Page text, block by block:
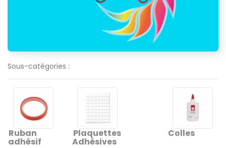
Sous-catégories :
Ruban
adhésif
Plaquettes
Adhésives
Colles